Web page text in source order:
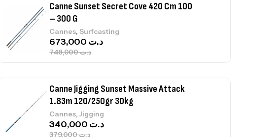
Canne Sunset Secret Cove 420 Cm 100
– 300 G
Cannes, Surfcasting
د.ت748,000
د.ت
Canne Jigging Sunset Massive Attack
1.83m 120/250gr 30kg
Cannes,Jigging
د.ت379,000
د.ت